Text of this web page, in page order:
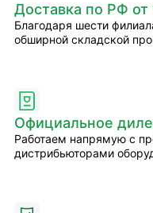
Доставка по РФ от
Благодаря шести
обширной складской
Официальное
Работаем напрямую с
дистрибьюторами